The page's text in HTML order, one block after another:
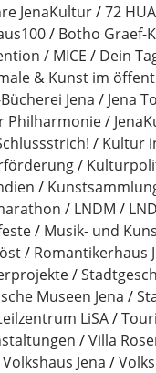
JenaKultur 72 HUA
Botho Graef-
/ MICE
Dein
& Kunst im
Jena
Jena
Philharmonie
Kultur
LNDM
Musik- und
Romantikerhaus
Museen Jena
LiSA
Villa
Volkshaus Jena